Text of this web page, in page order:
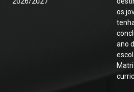
Biblioteca
Projeto de Educação para a Saúde
os
ano